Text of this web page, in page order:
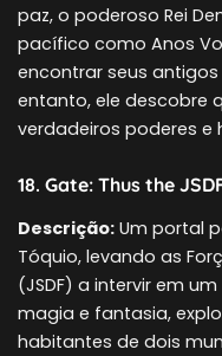
paz, o poderoso Rei
pacífico como Anos
encontrar seus
entanto, ele descobre
verdadeiros poderes e
18. Gate: Thus the
Descrição: Um portal
Tóquio, levando as
(JSDF) a intervir em
magia e fantasia,
habitantes de dois